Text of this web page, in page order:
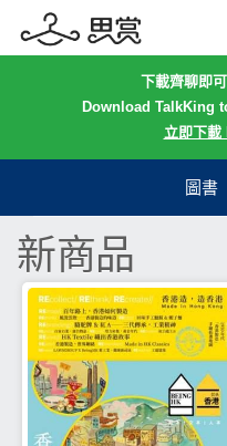
下載齊聊即
Download TalkKing
立即下
圖書
新商品